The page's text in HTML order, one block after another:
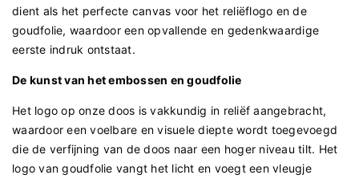
dient als het perfecte canvas voor het reliëflogo en de
goudfolie, waardoor een opvallende en gedenkwaardige
eerste indruk ontstaat.
De kunst van het embossen en goudfolie
Het logo op onze doos is vakkundig in reliëf aangebracht,
waardoor een voelbare en visuele diepte wordt toegevoegd
die de verfijning van de doos naar een hoger niveau tilt. Het
logo van goudfolie vangt het licht en voegt een vleugje